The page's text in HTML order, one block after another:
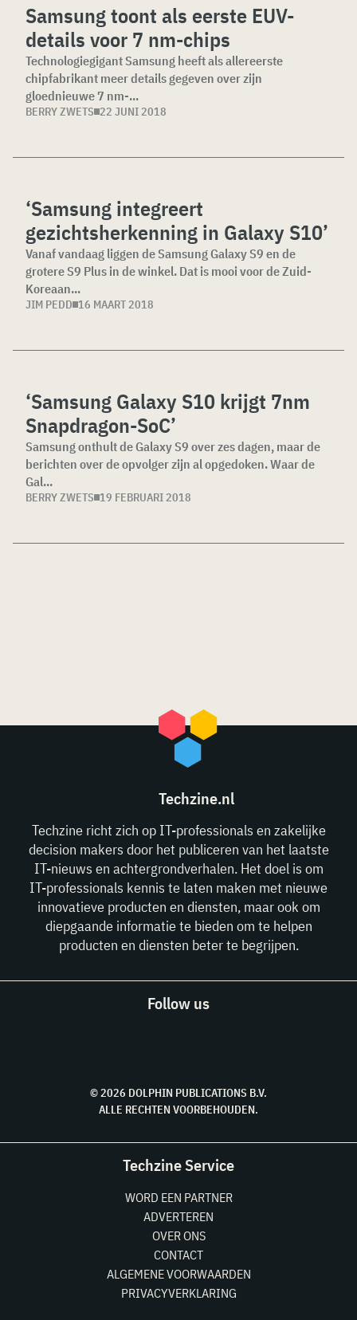
Samsung toont als eerste EUV-
details voor 7 nm-chips
Technologiegigant Samsung heeft als allereerste
chipfabrikant meer details gegeven over zijn
gloednieuwe 7 nm-...
BERRY ZWETS 22 JUNI 2018
‘Samsung integreert
gezichtsherkenning in Galaxy S10’
Vanaf vandaag liggen de Samsung Galaxy S9 en de
grotere S9 Plus in de winkel. Dat is mooi voor de Zuid-
Koreaan...
JIM PEDD 16 MAART 2018
‘Samsung Galaxy S10 krijgt 7nm
Snapdragon-SoC’
Samsung onthult de Galaxy S9 over zes dagen, maar de
berichten over de opvolger zijn al opgedoken. Waar de
Gal...
BERRY ZWETS 19 FEBRUARI 2018
Techzine.nl
Techzine richt zich op IT-professionals en zakelijke
decision makers door het publiceren van het laatste
IT-nieuws en achtergrondverhalen. Het doel is om
IT-professionals kennis te laten maken met nieuwe
innovatieve producten en diensten, maar ook om
diepgaande informatie te bieden om te helpen
producten en diensten beter te begrijpen.
Follow us
© 2026 DOLPHIN PUBLICATIONS B.V.
ALLE RECHTEN VOORBEHOUDEN.
Techzine Service
WORD EEN PARTNER
ADVERTEREN
OVER ONS
CONTACT
ALGEMENE VOORWAARDEN
PRIVACYVERKLARING